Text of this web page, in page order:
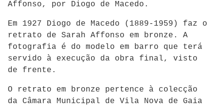
Affonso, por Diogo de Macedo.
Em 1927 Diogo de Macedo (1889-1959) faz o
retrato de Sarah Affonso em bronze. A
fotografia é do modelo em barro que terá
servido à execução da obra final, visto
de frente.
O retrato em bronze pertence à colecção
da Câmara Municipal de Vila Nova de Gaia